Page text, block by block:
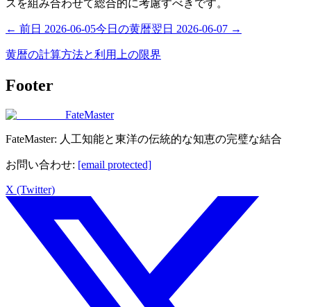
スを組み合わせて総合的に考慮すべきです。
← 前日 2026-06-05今日の黄暦翌日 2026-06-07 →
黄暦の計算方法と利用上の限界
Footer
FateMaster
FateMaster: 人工知能と東洋の伝統的な知恵の完璧な結合
お問い合わせ: [email protected]
X (Twitter)